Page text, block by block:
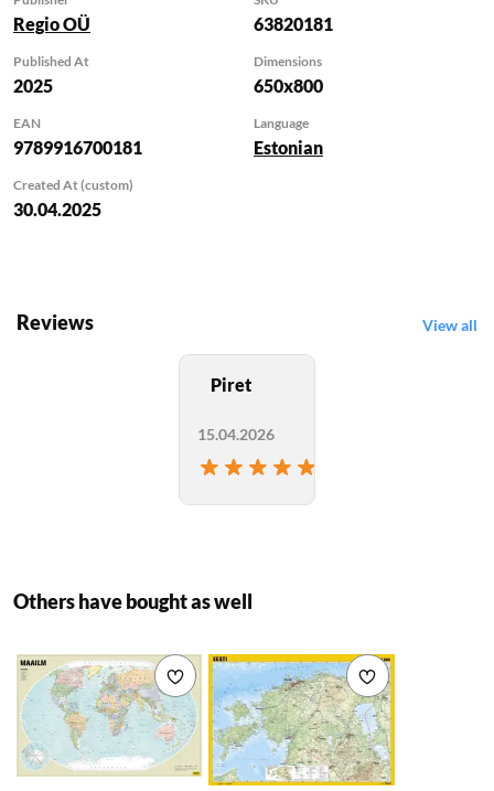
Koolilapsele on Euroopa
kaart hea ja vajalik
õppevahend – lisaks
kõikide Euroopa riikide
lahtede, väinade, saarte ja
poolsaarte nimed;
kui merel lisab kaardile
sügavust.
Kaart on trükitud kergele
Regio OÜ 63820181
Published At
2025
Dimensions
650x800
EAN
9789916700181
Language
Estonian
Created At (custom)
30.04.2025
Reviews View all
Piret
15.04.2026
Others have bought as well
Add to wishlist Add to wishlist